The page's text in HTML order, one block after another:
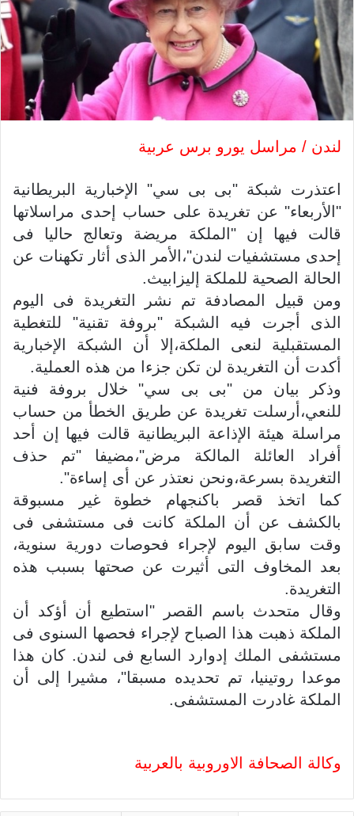
لندن / مراسل يورو برس عربية
اعتذرت شبكة "بى بى سي" الإخبارية البريطانية
"الأربعاء" عن تغريدة على حساب إحدى مراسلاتها
قالت فيها إن "الملكة مريضة وتعالج حاليا فى
إحدى مستشفيات لندن"،الأمر الذى أثار تكهنات عن
الحالة الصحية للملكة إليزابيث.
ومن قبيل المصادفة تم نشر التغريدة فى اليوم
الذى أجرت فيه الشبكة "بروفة تقنية" للتغطية
المستقبلية لنعى الملكة،إلا أن الشبكة الإخبارية
أكدت أن التغريدة لن تكن جزءا من هذه العملية.
وذكر بيان من "بى بى سي" خلال بروفة فنية
للنعي،أرسلت تغريدة عن طريق الخطأ من حساب
مراسلة هيئة الإذاعة البريطانية قالت فيها إن أحد
أفراد العائلة المالكة مرض"،مضيفا "تم حذف
التغريدة بسرعة،ونحن نعتذر عن أى إساءة".
كما اتخذ قصر باكنجهام خطوة غير مسبوقة
بالكشف عن أن الملكة كانت فى مستشفى فى
وقت سابق اليوم لإجراء فحوصات دورية سنوية،
بعد المخاوف التى أثيرت عن صحتها بسبب هذه
التغريدة.
وقال متحدث باسم القصر "استطيع أن أؤكد أن
الملكة ذهبت هذا الصباح لإجراء فحصها السنوى فى
مستشفى الملك إدوارد السابع فى لندن. كان هذا
موعدا روتينيا، تم تحديده مسبقا"، مشيرا إلى أن
الملكة غادرت المستشفى.
وكالة الصحافة الاوروبية بالعربية